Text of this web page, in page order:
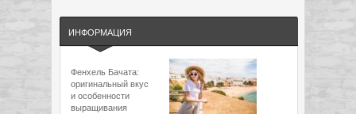
ИНФОРМАЦИЯ
Фенхель Бачата:
оригинальный вкус
и особенности
выращивания